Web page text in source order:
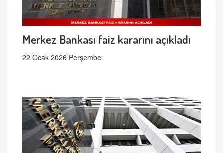
Merkez Bankası faiz kararını açıkladı
22 Ocak 2026 Perşembe